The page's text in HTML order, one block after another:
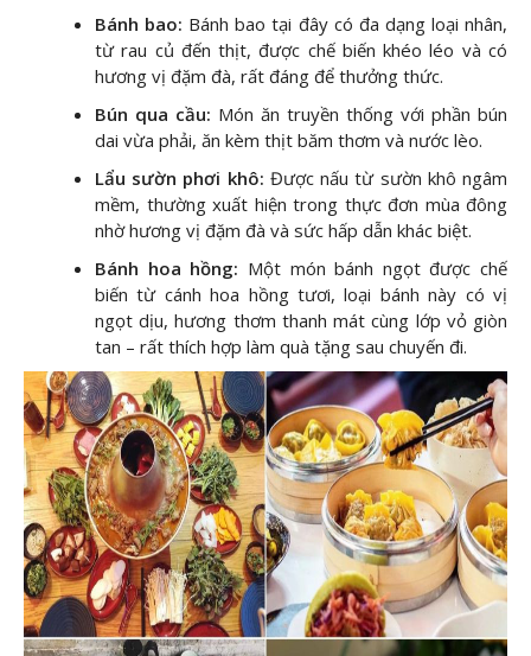
Bánh bao: Bánh bao tại đây có đa dạng loại nhân,
từ rau củ đến thịt, được chế biến khéo léo và có
hương vị đặm đà, rất đáng để thưởng thức.
Bún qua cầu: Món ăn truyền thống với phần bún
dai vừa phải, ăn kèm thịt băm thơm và nước lèo.
Lẩu sườn phơi khô: Được nấu từ sườn khô ngâm
mềm, thường xuất hiện trong thực đơn mùa đông
nhờ hương vị đặm đà và sức hấp dẫn khác biệt.
Bánh hoa hồng: Một món bánh ngọt được chế
biến từ cánh hoa hồng tươi, loại bánh này có vị
ngọt dịu, hương thơm thanh mát cùng lớp vỏ giòn
tan – rất thích hợp làm quà tặng sau chuyến đi.